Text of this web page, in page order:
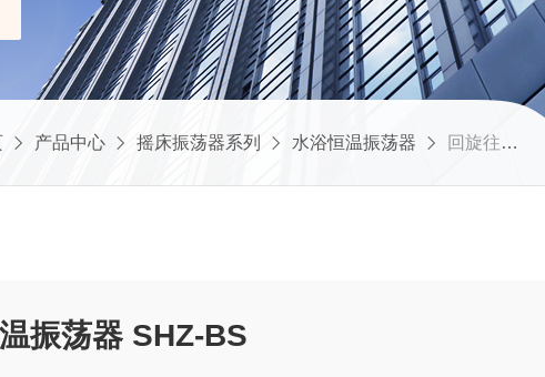
产品中心 摇床振荡器系列 水浴恒温振荡器 回旋往复水浴恒温振荡器 SHZ-BS
回旋往复水浴恒温振荡器 SHZ-BS